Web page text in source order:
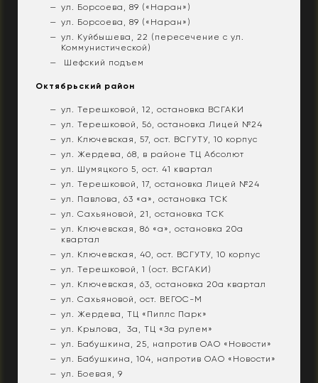
ул. Борсоева, 89 («Наран»)
ул. Борсоева, 89 («Наран»)
ул. Куйбышева, 22 (пересечение с ул.
Коммунистической)
Шефский подъем
Октябрьский район
ул. Терешковой, 12, остановка ВСГАКИ
ул. Терешковой, 56, остановка Лицей №24
ул. Ключевская, 57, ост. ВСГУТУ, 10 корпус
ул. Жердева, 68, в районе ТЦ Абсолют
ул. Шумяцкого 5, ост. 41 квартал
ул. Терешковой, 17, остановка Лицей №24
ул. Павлова, 63 «а», остановка ТСК
ул. Сахьяновой, 21, остановка ТСК
ул. Ключевская, 86 «а», остановка 20а
квартал
ул. Ключевская, 40, ост. ВСГУТУ, 10 корпус
ул. Терешковой, 1 (ост. ВСГАКИ)
ул. Ключевская, 63, остановка 20а квартал
ул. Сахьяновой, ост. ВЕГОС-М
ул. Жердева, ТЦ «Пиплс Парк»
ул. Крылова, 3а, ТЦ «За рулем»
ул. Бабушкина, 25, напротив ОАО «Новости»
ул. Бабушкина, 104, напротив ОАО «Новости»
ул. Боевая, 9